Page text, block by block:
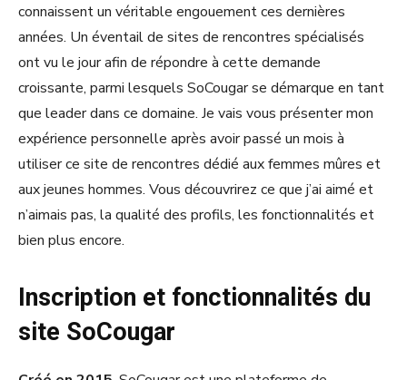
connaissent un véritable engouement ces dernières
années. Un éventail de sites de rencontres spécialisés
ont vu le jour afin de répondre à cette demande
croissante, parmi lesquels SoCougar se démarque en tant
que leader dans ce domaine. Je vais vous présenter mon
expérience personnelle après avoir passé un mois à
utiliser ce site de rencontres dédié aux femmes mûres et
aux jeunes hommes. Vous découvrirez ce que j’ai aimé et
n’aimais pas, la qualité des profils, les fonctionnalités et
bien plus encore.
Inscription et fonctionnalités du
site SoCougar